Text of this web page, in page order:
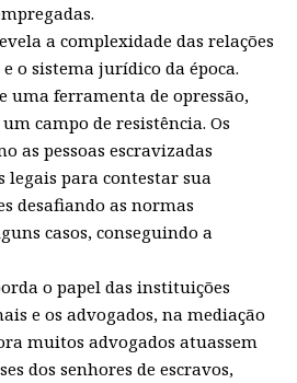
a complexidade das relações
o sistema jurídico da época.
uma ferramenta de opressão,
campo de resistência. Os
as pessoas escravizadas
para contestar sua
desafiando as normas
casos, conseguindo a
o papel das instituições
e os advogados, na mediação
muitos advogados atuassem
dos senhores de escravos,